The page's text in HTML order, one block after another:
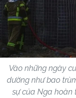
Vào những ngày
dường như bao
sự của Nga hoàn